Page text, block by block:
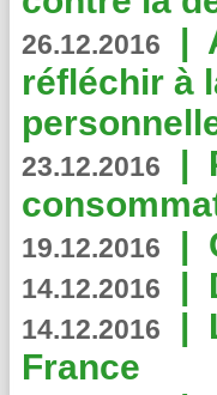
26.12.2016 |
réfléchir à
23.12.2016 |
19.12.2016 |
14.12.2016 |
14.12.2016 |
France